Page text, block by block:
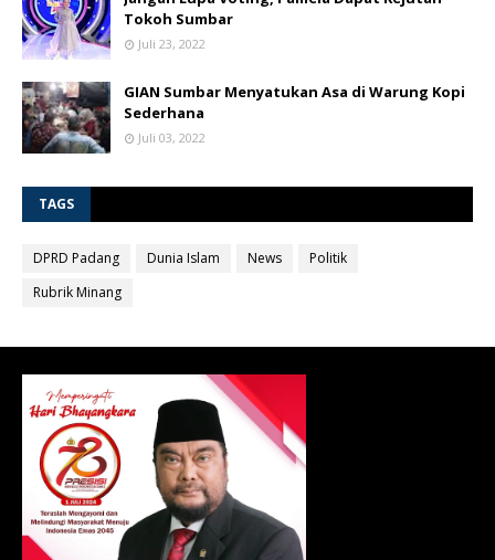
Tokoh Sumbar
Juli 23, 2022
GIAN Sumbar Menyatukan Asa di Warung Kopi
Sederhana
Juli 03, 2022
TAGS
DPRD Padang Dunia Islam News
Politik
Rubrik Minang